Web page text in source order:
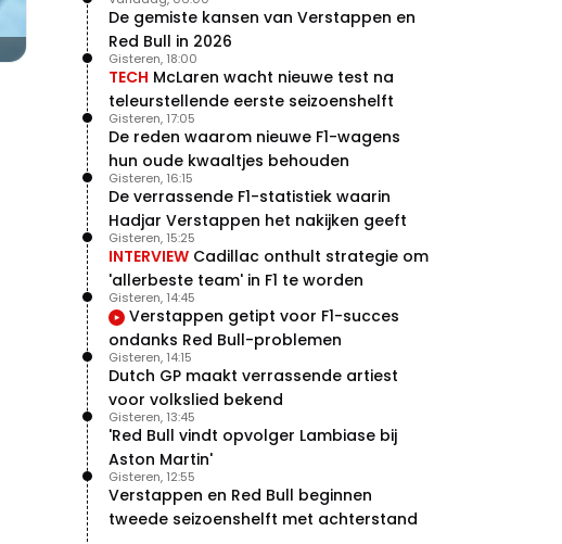
De gemiste kansen van Verstappen en
Red Bull in 2026
TECH McLaren wacht nieuwe test na
teleurstellende eerste seizoenshelft
Gisteren, 18:00
De reden waarom nieuwe F1-wagens
hun oude kwaaltjes behouden
Gisteren, 17:05
De verrassende F1-statistiek waarin
Hadjar Verstappen het nakijken geeft
Gisteren, 16:15
INTERVIEW Cadillac onthult strategie om
'allerbeste team' in F1 te worden
Gisteren, 15:25
Verstappen getipt voor F1-succes
ondanks Red Bull-problemen
Gisteren, 14:45
Dutch GP maakt verrassende artiest
voor volkslied bekend
Gisteren, 14:15
'Red Bull vindt opvolger Lambiase bij
Aston Martin'
Gisteren, 13:45
Verstappen en Red Bull beginnen
tweede seizoenshelft met achterstand
Gisteren, 12:55